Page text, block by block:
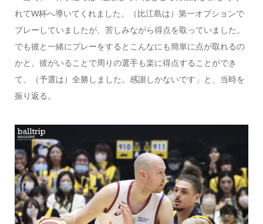
れてW杯へ導いてくれました。（比江島は）第一オプションで
プレーしていましたが、苦しみながら得点を取っていました。
でも彼と一緒にプレーをするとこんなにも簡単に点が取れるの
かと。彼がいることで周りの選手も楽に得点することができ
て、（予選は）全勝しました。感謝しかないです」と、当時を
振り返る。